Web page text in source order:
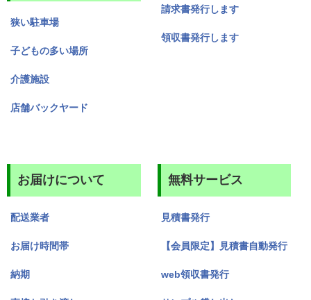
狭い駐車場
子どもの多い場所
介護施設
店舗バックヤード
請求書発行します
領収書発行します
お届けについて
配送業者
お届け時間帯
納期
無料サービス
見積書発行
【会員限定】見積書自動発行
web領収書発行